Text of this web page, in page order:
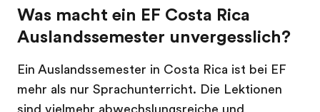
Was macht ein EF Costa Rica
Auslandssemester unvergesslich?
Ein Auslandssemester in Costa Rica ist bei EF
mehr als nur Sprachunterricht. Die Lektionen
sind vielmehr abwechslungsreiche und